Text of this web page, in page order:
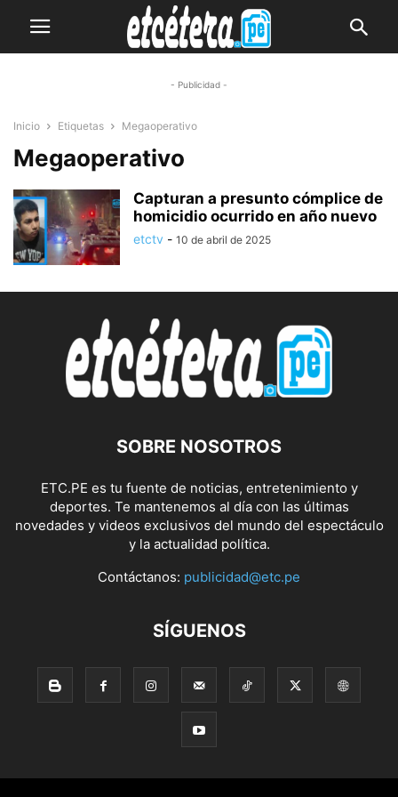
- Publicidad -
Inicio Etiquetas Megaoperativo
Megaoperativo
Capturan a presunto cómplice de
homicidio ocurrido en año nuevo
etctv - 10 de abril de 2025
SOBRE NOSOTROS
ETC.PE es tu fuente de noticias, entretenimiento y
deportes. Te mantenemos al día con las últimas
novedades y videos exclusivos del mundo del espectáculo
y la actualidad política.
Contáctanos: publicidad@etc.pe
SÍGUENOS